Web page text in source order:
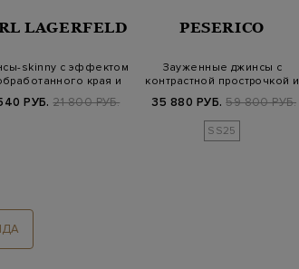
LAGERFELD
skinny с эффектом
края и
РУБ. 21 800 РУБ.
PESERICO
Зауженные джинсы с
контрастной прострочкой и
35 880 РУБ. 59 800 РУБ.
SS25